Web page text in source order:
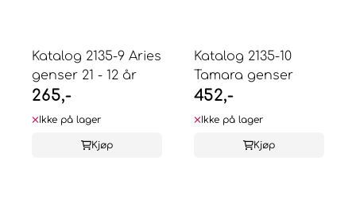
Katalog 2135-9 Aries
genser 21 - 12 år
265,-
Ikke på lager
Kjøp
Katalog 2135-10
Tamara genser
452,-
Ikke på lager
Kjøp